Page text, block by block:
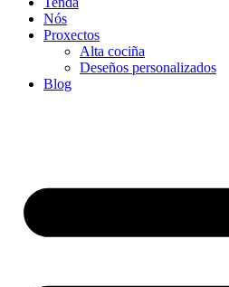
Nós
Proxectos
Alta cociña
Deseños personalizados
Blog